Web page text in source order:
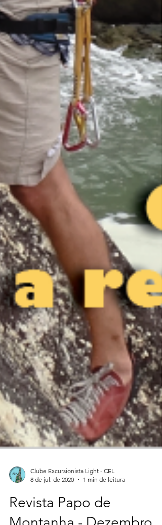
Clube Excursionista Light - CEL
8 de jul. de 2020
1 min de leitura